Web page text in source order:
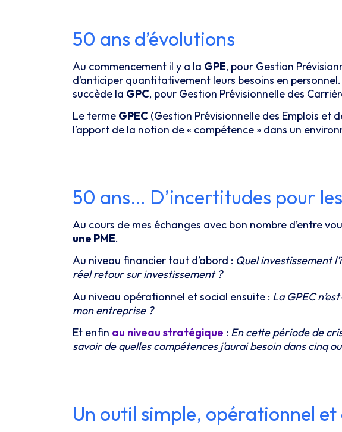
50 ans d’évolutions
Au commencement il y a la GPE, pour Gestion
d’anticiper quantitativement leurs besoins en
succède la GPC, pour Gestion Prévisionnelle des
Le terme GPEC (Gestion Prévisionnelle des Emplois et
l’apport de la notion de « compétence » dans un
50 ans… D’incertitudes pour
Au cours de mes échanges avec bon nombre d’entre
une PME.
Au niveau financier tout d’abord : Quel investissement
réel retour sur investissement ?
Au niveau opérationnel et social ensuite : La GPEC
mon entreprise ?
Et enfin au niveau stratégique : En cette période de
savoir de quelles compétences j’aurai besoin dans cinq
Un outil simple, opérationnel